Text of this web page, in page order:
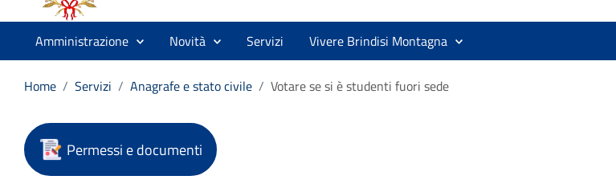
Amministrazione Novità Servizi Vivere Brindisi Montagna
Home / Servizi / Anagrafe e stato civile / Votare se si è studenti fuori sede
Permessi e documenti